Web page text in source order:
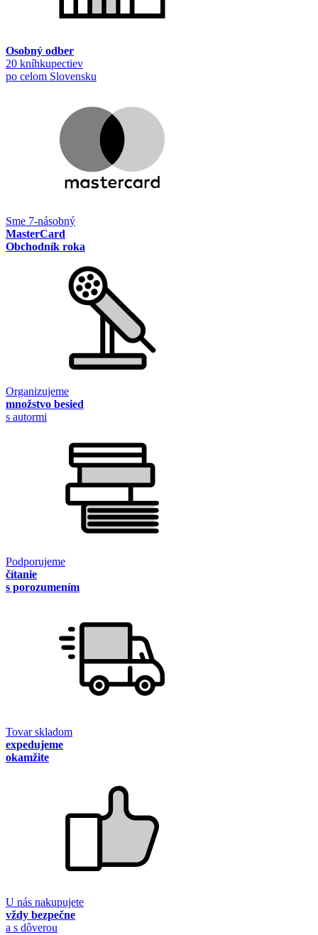
Osobný odber
20 kníhkupectiev
po celom Slovensku
Sme 7-násobný
MasterCard
Obchodník roka
Organizujeme
množstvo besied
s autormi
Podporujeme
čítanie
s porozumením
Tovar skladom
expedujeme
okamžite
U nás nakupujete
vždy bezpečne
a s dôverou